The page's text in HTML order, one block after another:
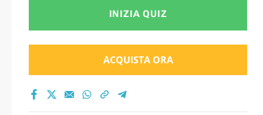
INIZIA QUIZ
ACQUISTA ORA